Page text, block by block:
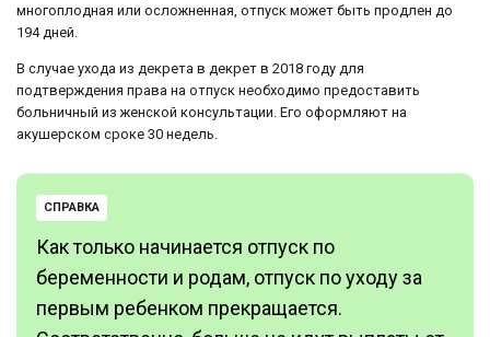
многоплодная или осложненная, отпуск может быть продлен до
194 дней.
В случае ухода из декрета в декрет в 2018 году для
подтверждения права на отпуск необходимо предоставить
больничный из женской консультации. Его оформляют на
акушерском сроке 30 недель.
СПРАВКА
Как только начинается отпуск по
беременности и родам, отпуск по уходу за
первым ребенком прекращается.